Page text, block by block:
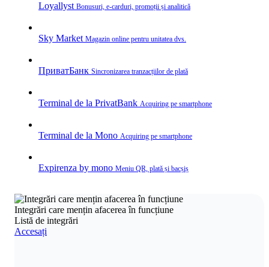
Loyallyst Bonusuri, e‑carduri, promoții și analitică
Sky Market Magazin online pentru unitatea dvs.
ПриватБанк Sincronizarea tranzacțiilor de plată
Terminal de la PrivatBank Acquiring pe smartphone
Terminal de la Mono Acquiring pe smartphone
Expirenza by mono Meniu QR, plată și bacșiș
Integrări care mențin afacerea în funcțiune
Listă de integrări
Accesați